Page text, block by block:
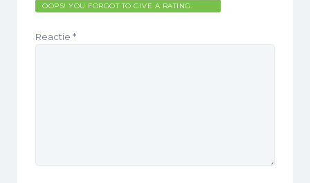
OOPS! YOU FORGOT TO GIVE A RATING.
Reactie *